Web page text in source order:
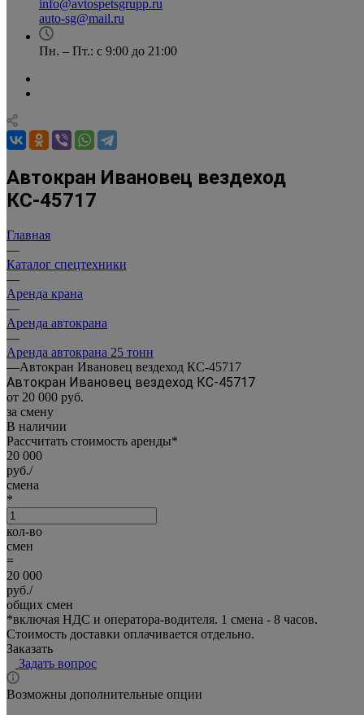
info@avtospetsgrupp.ru
auto-sg@mail.ru
Пн. – Пт.: с 9:00 до 21:00
Автокран Ивановец вездеход
КС-45717
Главная
—
Каталог спецтехники
—
Аренда крана
—
Аренда автокрана
—
Аренда автокрана 25 тонн
—Автокран Ивановец вездеход КС-45717
Автокран Ивановец вездеход КС-45717
от 20 000 руб.
за смену
В наличии
Рассчитать стоимость аренды*
20 000
руб./
смена
*
кол-во
смен
=
20 000
руб./
общих смен
*включая НДС и оператора-водителя. 1 смена - 8 часов.
Стоимость доставки оплачивается отдельно.
Заказать
Задать вопрос
Возможны дополнительные опции